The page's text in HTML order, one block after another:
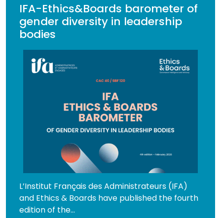
IFA-Ethics&Boards barometer of
gender diversity in leadership
bodies
L’Institut Français des Administrateurs (IFA)
and Ethics & Boards have published the fourth
edition of the...